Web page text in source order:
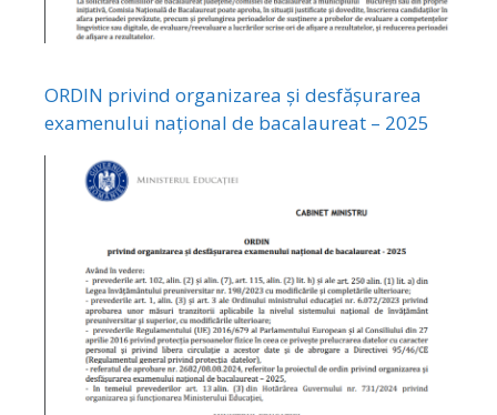
ORDIN privind organizarea și desfășurarea
examenului național de bacalaureat – 2025